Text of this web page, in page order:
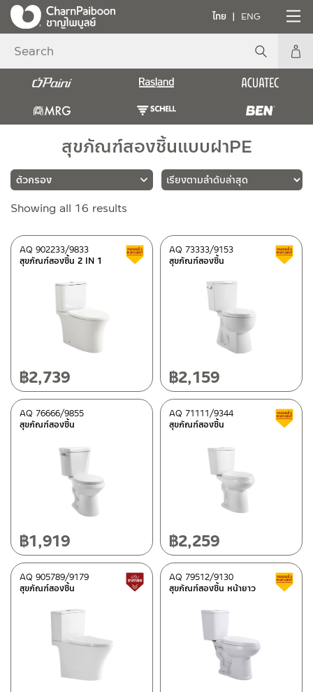
ไทย ENG
สุขภัณฑ์สองชิ้นแบบฝาPE
แบรนด์
RASLAND (16)
เซรามิคเคลือบ
ขาว (16)
Rasland-AQ2
สถานะสินค้า
สินค้าลดราคา เคลียร์สต็อก
(13)
Showing all 16 results
latest
สุขภัณฑ์สองชิ้น 2 IN 1
AQ 902233/9833 สินค้าลดราคา เคลียร์สต็อก
฿2,739
สุขภัณฑ์สองชิ้น
AQ 73333/9153
฿2,159
สุขภัณฑ์สองชิ้น
AQ 76666/9855
฿1,919
สุขภัณฑ์สองชิ้น
AQ 71111/9344
฿2,259
สุขภัณฑ์สองชิ้น
AQ 905789/9179 สินค้าปรับราคาลดลง
สุขภัณฑ์สองชิ้น หน้ายาว
AQ 79512/9130